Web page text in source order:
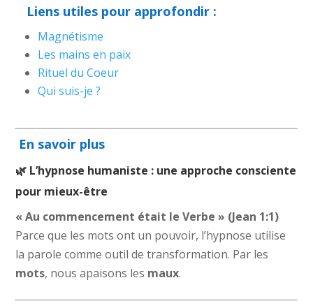
Liens utiles pour approfondir :
Magnétisme
Les mains en paix
Rituel du Coeur
Qui suis-je ?
En savoir plus
🌿 L’hypnose humaniste : une approche consciente
pour mieux-être
« Au commencement était le Verbe » (Jean 1:1)
Parce que les mots ont un pouvoir, l’hypnose utilise
la parole comme outil de transformation. Par les
mots, nous apaisons les maux.